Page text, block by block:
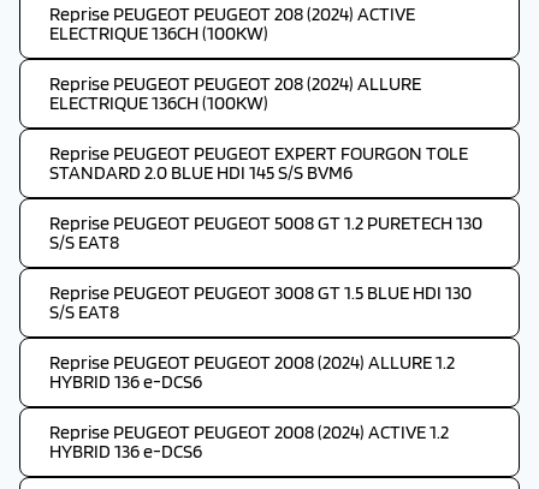
Reprise PEUGEOT PEUGEOT 208 (2024) ACTIVE
ELECTRIQUE 136CH (100KW)
Reprise PEUGEOT PEUGEOT 208 (2024) ALLURE
ELECTRIQUE 136CH (100KW)
Reprise PEUGEOT PEUGEOT EXPERT FOURGON TOLE
STANDARD 2.0 BLUE HDI 145 S/S BVM6
Reprise PEUGEOT PEUGEOT 5008 GT 1.2 PURETECH 130
S/S EAT8
Reprise PEUGEOT PEUGEOT 3008 GT 1.5 BLUE HDI 130
S/S EAT8
Reprise PEUGEOT PEUGEOT 2008 (2024) ALLURE 1.2
HYBRID 136 e-DCS6
Reprise PEUGEOT PEUGEOT 2008 (2024) ACTIVE 1.2
HYBRID 136 e-DCS6